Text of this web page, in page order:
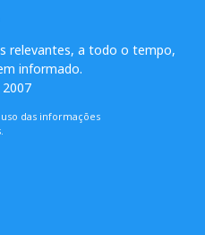
relevantes, a todo o tempo,
informado.
uso das informações